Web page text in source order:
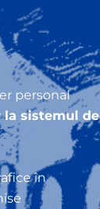
personal
la sistemul de
în